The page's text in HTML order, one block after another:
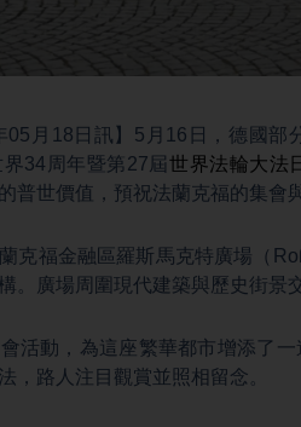
05月18日訊】5月16日，德國
34周年暨第27屆世界法輪大法
普世價值，預祝法蘭克福的集會
克福金融區羅斯馬克特廣場（
。廣場周圍現代建築與歷史街景
活動，為這座繁華都市增添了
，路人注目觀賞並照相留念。